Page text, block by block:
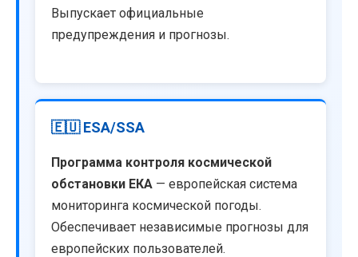
Выпускает официальные
предупреждения и прогнозы.
🇪🇺 ESA/SSA
Программа контроля космической
обстановки ЕКА — европейская система
мониторинга космической погоды.
Обеспечивает независимые прогнозы для
европейских пользователей.